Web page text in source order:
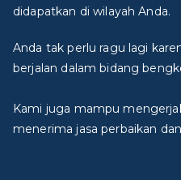
didapatkan di wilayah Anda.
Anda tak perlu ragu lagi
berjalan dalam bidang
Kami juga mampu
menerima jasa perbaikan